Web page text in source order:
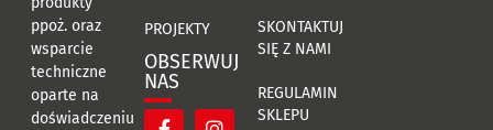
ppoż. oraz
wsparcie
techniczne
oparte na
doświadczeniu
PROJEKTY
OBSERWUJ
NAS
SKONTAKTUJ
SIĘ Z NAMI
REGULAMIN
SKLEPU